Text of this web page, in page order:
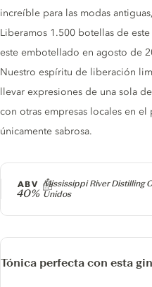
Producer
Mississippi River Distilling
Unidos
ABV
40%
increíble para las modas
Liberamos 1.500 botellas de
este embotellado en agosto de
Nuestro espíritu de liberación
llevar expresiones de una sola
con otras empresas locales en
únicamente sabrosa.
Tónica perfecta con esta